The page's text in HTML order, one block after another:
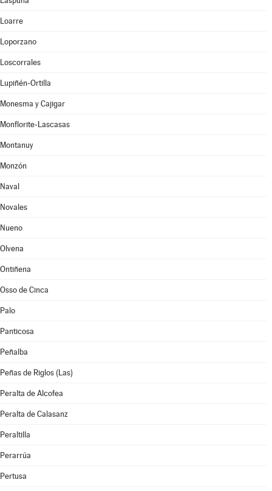
Loarre
Loporzano
Loscorrales
Lupiñén-Ortilla
Monesma y Cajigar
Monflorite-Lascasas
Montanuy
Monzón
Naval
Novales
Nueno
Olvena
Ontiñena
Osso de Cinca
Palo
Panticosa
Peñalba
Peñas de Riglos (Las)
Peralta de Alcofea
Peralta de Calasanz
Peraltilla
Perarrúa
Pertusa